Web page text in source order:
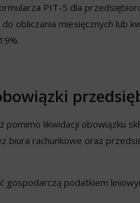
PIT-5 dla
obliczania miesięcznych lub
pomimo likwidacji obowiązku
biura rachunkowe oraz
gospodarczą podatkiem